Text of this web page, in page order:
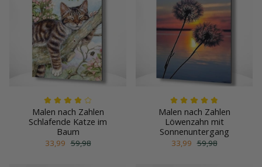
Malen nach Zahlen
Schlafende Katze im
Baum
33,99 59,98
Malen nach Zahlen
Löwenzahn mit
Sonnenuntergang
33,99 59,98